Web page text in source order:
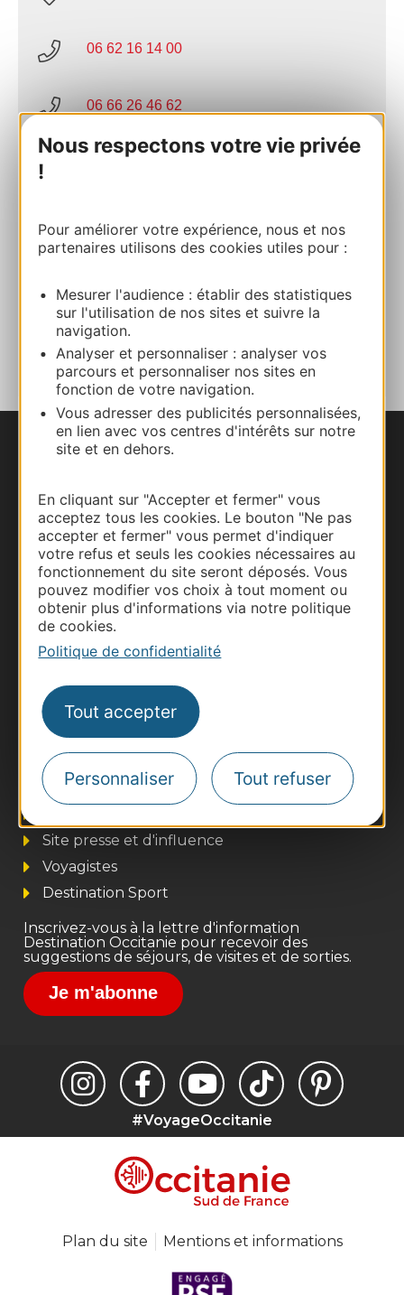
Nous respectons votre vie privée
!
Pour améliorer votre expérience, nous et nos
partenaires utilisons des cookies utiles pour :
Mesurer l'audience : établir des statistiques
sur l'utilisation de nos sites et suivre la
navigation.
Analyser et personnaliser : analyser vos
parcours et personnaliser nos sites en
fonction de votre navigation.
Vous adresser des publicités personnalisées,
en lien avec vos centres d'intérêts sur notre
site et en dehors.
En cliquant sur "Accepter et fermer" vous
acceptez tous les cookies. Le bouton "Ne pas
accepter et fermer" vous permet d'indiquer
votre refus et seuls les cookies nécessaires au
fonctionnement du site seront déposés. Vous
pouvez modifier vos choix à tout moment ou
obtenir plus d'informations via notre politique
de cookies.
Politique de confidentialité
Tout accepter
Personnaliser Tout refuser
06 62 16 14 00
06 66 26 46 62
06 19 14 83 23
AJOUTER
AU CARNET
Nous contacter
Carte interactive
Documentation
Thermalisme
Business/Mice
Site presse et d'influence
Voyagistes
Destination Sport
Inscrivez-vous à la lettre d'information
Destination Occitanie pour recevoir des
suggestions de séjours, de visites et de sorties.
Je m'abonne
#VoyageOccitanie
Plan du site Mentions et informations